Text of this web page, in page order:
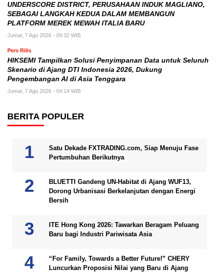
UNDERSCORE DISTRICT, PERUSAHAAN INDUK MAGLIANO,
SEBAGAI LANGKAH KEDUA DALAM MEMBANGUN
PLATFORM MEREK MEWAH ITALIA BARU
Jumat, 7 Agu 2026 - 09:32 WIB
Pers Rilis
HIKSEMI Tampilkan Solusi Penyimpanan Data untuk Seluruh
Skenario di Ajang DTI Indonesia 2026, Dukung
Pengembangan AI di Asia Tenggara
Jumat, 7 Agu 2026 - 04:14 WIB
BERITA POPULER
Satu Dekade FXTRADING.com, Siap Menuju Fase
Pertumbuhan Berikutnya
BLUETTI Gandeng UN-Habitat di Ajang WUF13,
Dorong Urbanisasi Berkelanjutan dengan Energi
Bersih
ITE Hong Kong 2026: Tawarkan Beragam Peluang
Baru bagi Industri Pariwisata Asia
“For Family, Towards a Better Future!” CHERY
Luncurkan Proposisi Nilai yang Baru di Ajang